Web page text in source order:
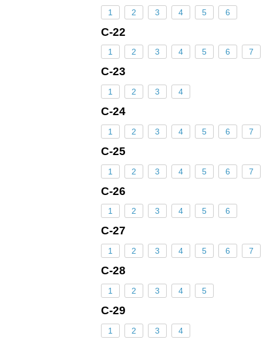
1 2 3 4 5 6
С-22
1 2 3 4 5 6 7
С-23
1 2 3 4
С-24
1 2 3 4 5 6 7
С-25
1 2 3 4 5 6 7
С-26
1 2 3 4 5 6
С-27
1 2 3 4 5 6 7
С-28
1 2 3 4 5
С-29
1 2 3 4